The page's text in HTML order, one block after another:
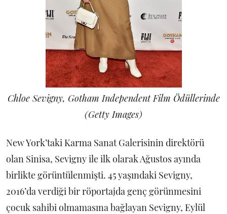
Chloe Sevigny, Gotham Independent Film Ödüllerinde
(Getty Images)
New York’taki Karma Sanat Galerisinin direktörü
olan Sinisa, Sevigny ile ilk olarak Ağustos ayında
birlikte görüntülenmişti. 45 yaşındaki Sevigny,
2016’da verdiği bir röportajda genç görünmesini
çocuk sahibi olmamasına bağlayan Sevigny, Eylül